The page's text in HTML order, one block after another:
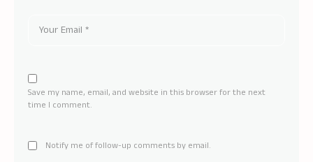
Save my name, email, and website in this browser for the next
time I comment.
Notify me of follow-up comments by email.